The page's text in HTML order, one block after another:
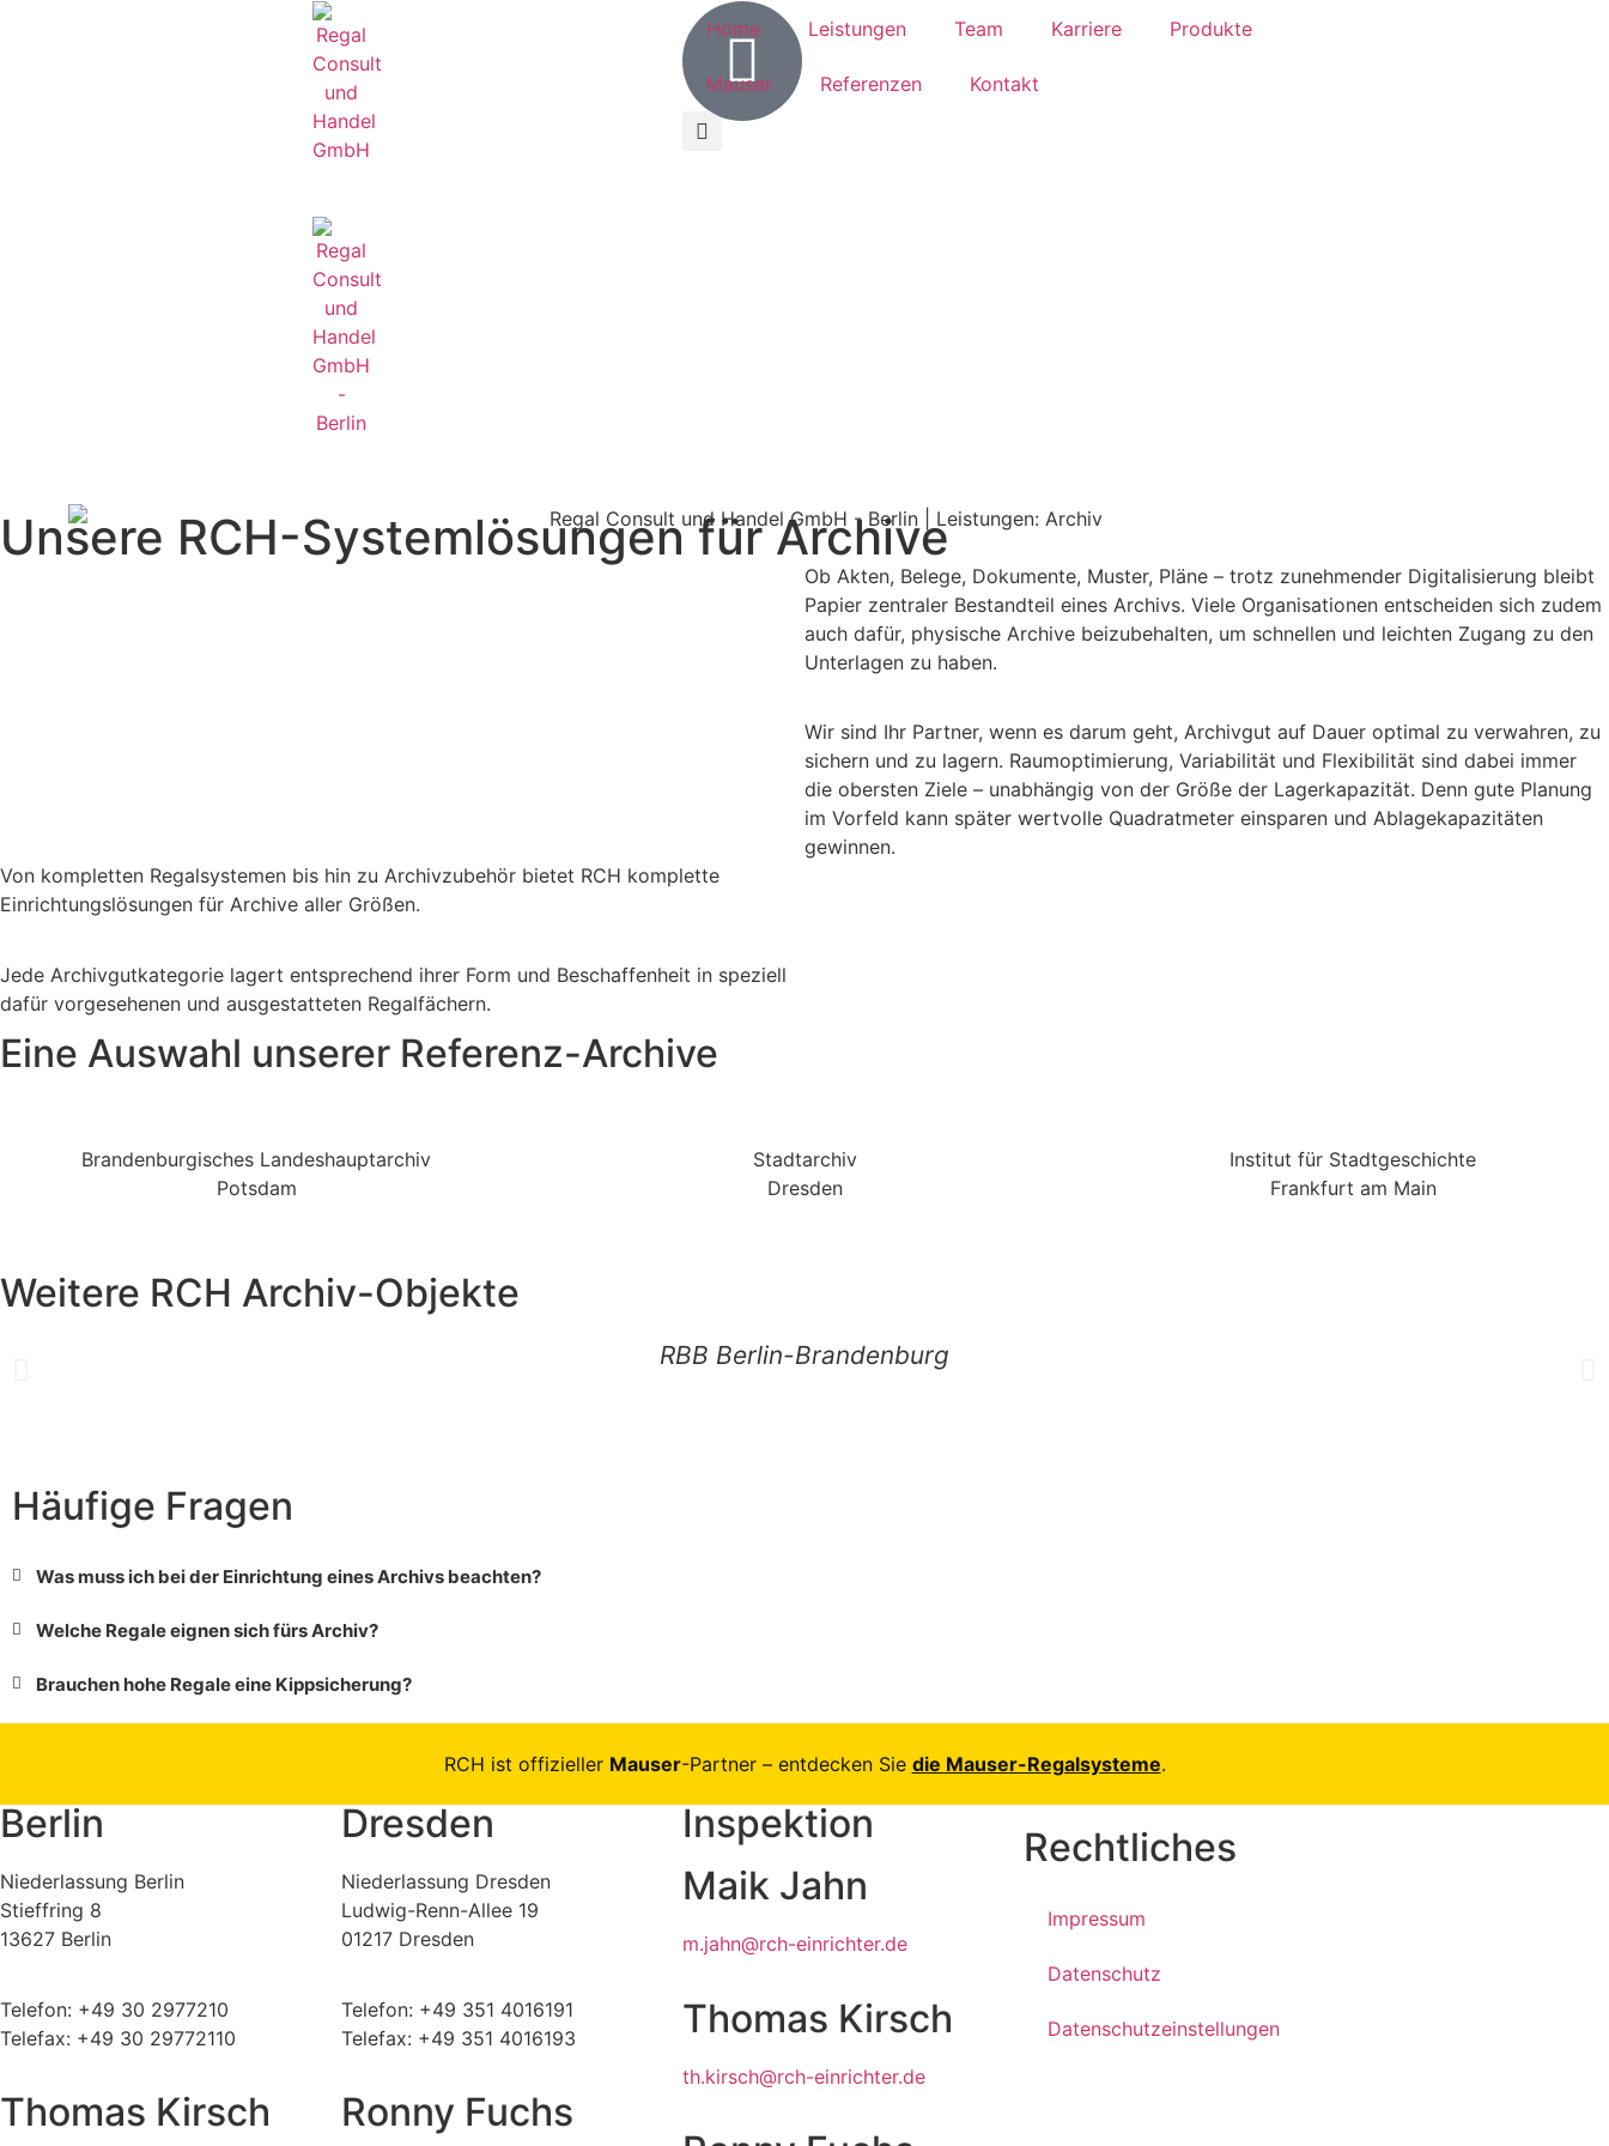
Home Leistungen Team Karriere Produkte
Mauser Referenzen Kontakt
Unsere RCH-Systemlösungen für Archive
Ob Akten, Belege, Dokumente, Muster, Pläne – trotz zunehmender Digitalisierung bleibt
Papier zentraler Bestandteil eines Archivs. Viele Organisationen entscheiden sich zudem
auch dafür, physische Archive beizubehalten, um schnellen und leichten Zugang zu den
Unterlagen zu haben.
Wir sind Ihr Partner, wenn es darum geht, Archivgut auf Dauer optimal zu verwahren, zu
sichern und zu lagern. Raumoptimierung, Variabilität und Flexibilität sind dabei immer
die obersten Ziele – unabhängig von der Größe der Lagerkapazität. Denn gute Planung
im Vorfeld kann später wertvolle Quadratmeter einsparen und Ablagekapazitäten
gewinnen.
Von kompletten Regalsystemen bis hin zu Archivzubehör bietet RCH komplette
Einrichtungslösungen für Archive aller Größen.
Jede Archivgutkategorie lagert entsprechend ihrer Form und Beschaffenheit in speziell
dafür vorgesehenen und ausgestatteten Regalfächern.
Eine Auswahl unserer Referenz-Archive
Branden­burgisches Landes­hauptarchiv
Potsdam
Stadtarchiv
Dresden
Institut für Stadtgeschichte
Frankfurt am Main
Weitere RCH Archiv-Objekte
RBB Berlin-Brandenburg
Häufige Fragen
Was muss ich bei der Einrichtung eines Archivs beachten?
Welche Regale eignen sich fürs Archiv?
Brauchen hohe Regale eine Kippsicherung?
RCH ist offizieller Mauser-Partner – entdecken Sie die Mauser-Regalsysteme.
Berlin
Niederlassung Berlin
Stieffring 8
13627 Berlin
Telefon: +49 30 2977210
Telefax: +49 30 29772110
Thomas Kirsch
Dresden
Niederlassung Dresden
Ludwig-Renn-Allee 19
01217 Dresden
Telefon: +49 351 4016191
Telefax: +49 351 4016193
Ronny Fuchs
Inspektion
Maik Jahn
m.jahn@rch-einrichter.de
Thomas Kirsch
th.kirsch@rch-einrichter.de
Rechtliches
Impressum
Datenschutz
Datenschutzeinstellungen